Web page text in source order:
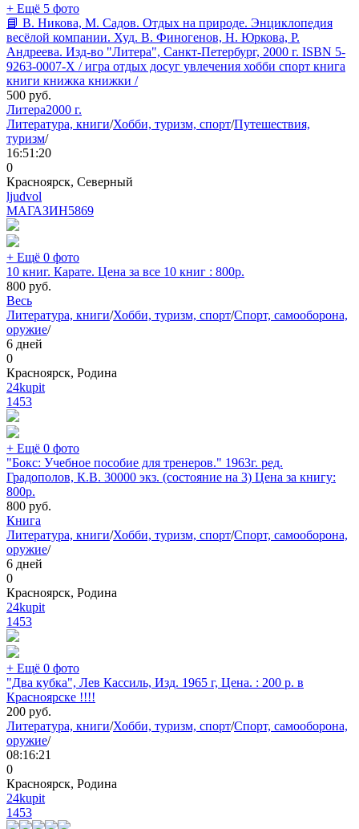
+ Ещё 5 фото
📘 В. Никова, М. Садов. Отдых на природе. Энциклопедия
весёлой компании. Худ. В. Финогенов, Н. Юркова, Р.
Андреева. Изд-во "Литера", Санкт-Петербург, 2000 г. ISBN 5-
9263-0007-X / игра отдых досуг увлечения хобби спорт книга
книги книжка книжки /
500 руб.
Литера2000 г.
Литература, книги/Хобби, туризм, спорт/Путешествия,
туризм/
16:51:20
0
Красноярск, Северный
ljudvol
МАГАЗИН5869
+ Ещё 0 фото
10 книг. Карате. Цена за все 10 книг : 800р.
800 руб.
Весь
Литература, книги/Хобби, туризм, спорт/Спорт, самооборона,
оружие/
6 дней
0
Красноярск, Родина
24kupit
1453
+ Ещё 0 фото
"Бокс: Учебное пособие для тренеров." 1963г. ред.
Градополов, К.В. 30000 экз. (состояние на 3) Цена за книгу:
800р.
800 руб.
Книга
Литература, книги/Хобби, туризм, спорт/Спорт, самооборона,
оружие/
6 дней
0
Красноярск, Родина
24kupit
1453
+ Ещё 0 фото
"Два кубка", Лев Кассиль, Изд. 1965 г, Цена. : 200 р. в
Красноярске !!!!
200 руб.
Литература, книги/Хобби, туризм, спорт/Спорт, самооборона,
оружие/
08:16:21
0
Красноярск, Родина
24kupit
1453